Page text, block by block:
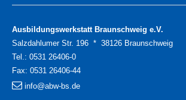
Ausbildungswerkstatt Braunschweig e.V.
Salzdahlumer Str. 196 * 38126 Braunschweig
Tel.: 0531 26406-0
Fax: 0531 26406-44
info@abw-bs.de